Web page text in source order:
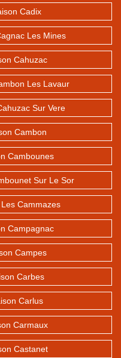
Cadix
Les Mines
Cahuzac
Les Lavaur
Sur Vere
Cambon
Cambounes
Sur Le Sor
Cammazes
Campagnac
Campes
Carbes
Carlus
Carmaux
Castanet